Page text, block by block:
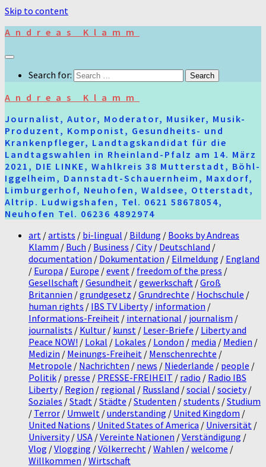
Skip to content
Andreas Klamm
Search for:
Andreas Klamm
Journalist, Autor, Moderator, Musiker, Musik-
Produzent, Komponist, Gesundheits- und
Krankenpfleger, Landtagskandidat für die
Landtagswahlen in Rheinland-Pfalz am 14. März
2021, DIE LINKE, Wahlkreis 38 Mutterstadt, Böhl-
Iggelheim, Dannstadt-Schauernheim, Maxdorf,
Limburgerhof, Neuhofen, Waldsee, Otterstadt,
Altrip. Ludwigshafen, Tel. 0621 58678054,
Neuhofen Tel. 06236 4892974
art /artists / bi-lingual / Bildung / Books by Andreas
Klamm / Buch / Business /City / Deutschland /
documentation / Dokumentation / Eilmeldung / England
/ Europa / Europe /event / freedom of the press /
Gesellschaft /Gesundheit /gewerkschaft /Groß
Britannien /grundgesetz /Grundrechte / Hochschule /
human rights / IBS TV Liberty / information /
Informations-Freiheit / international / journalism /
journalists / Kultur / kunst / Leser-Briefe / Liberty and
Peace NOW! / Lokal / Lokales / London / media / Medien /
Medizin / Meinungs-Freiheit / Menschenrechte /
Metropole / Nachrichten / news / Niederlande / people /
Politik / presse / PRESSE-FREIHEIT / radio / Radio IBS
Liberty / Region / regional / Russland /social /society /
Soziales /Stadt /Städte /Studenten /students /Studium
/ Terror / Umwelt /understanding / United Kingdom /
United Nations / United States of America / Universität /
University / USA /Vereinte Nationen /Verständigung /
Vlog /Vlogging /Völkerrecht /Wahlen /welcome /
Willkommen /Wirtschaft